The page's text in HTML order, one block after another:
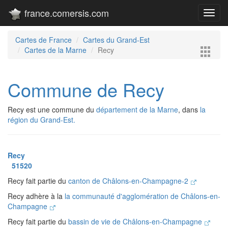
france.comersis.com
Cartes de France
Cartes du Grand-Est
Cartes de la Marne
Recy
Commune de Recy
Recy est une commune du département de la Marne, dans la
région du Grand-Est.
Recy
51520
Recy fait partie du canton de Châlons-en-Champagne-2
Recy adhère à la la communauté d'agglomération de Châlons-en-
Champagne
Recy fait partie du bassin de vie de Châlons-en-Champagne